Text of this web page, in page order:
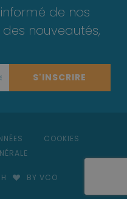
de nos
nouveautés,
S'INSCRIRE
COOKIES
BY VCO